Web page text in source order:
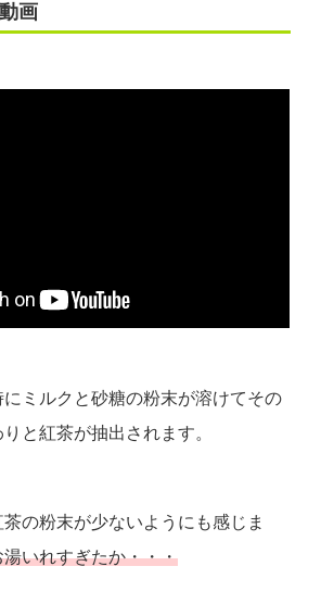
画
ミルクと砂糖の粉末が溶けてその
と紅茶が抽出されます。
の粉末が少ないようにも感じま
湯いれすぎたか・・・